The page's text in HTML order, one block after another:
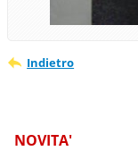
Indietro
NOVITA'